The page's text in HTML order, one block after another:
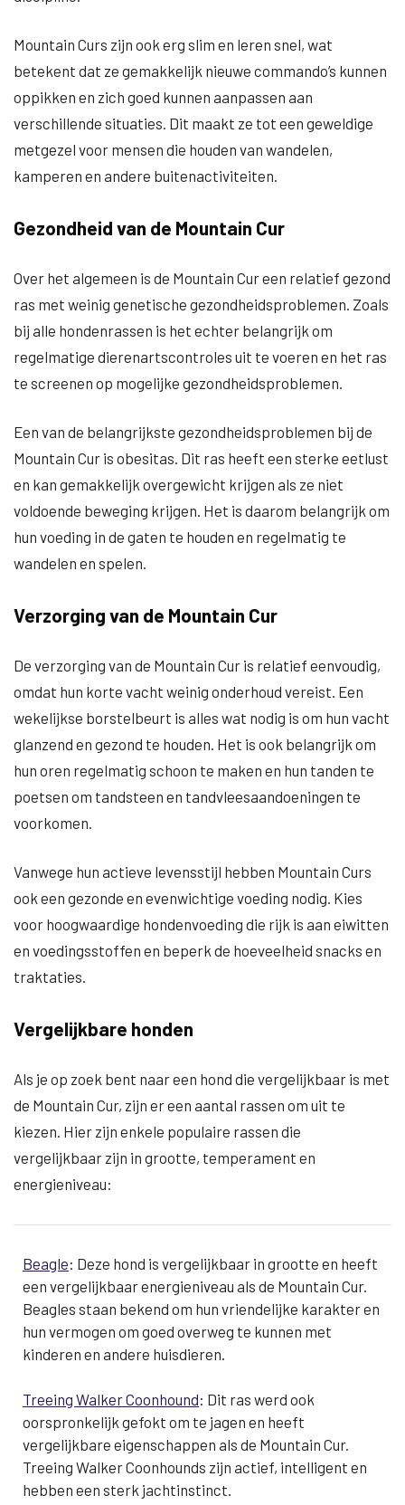
Mountain Curs zijn ook erg slim en leren snel, wat
betekent dat ze gemakkelijk nieuwe commando’s kunnen
oppikken en zich goed kunnen aanpassen aan
verschillende situaties. Dit maakt ze tot een geweldige
metgezel voor mensen die houden van wandelen,
kamperen en andere buitenactiviteiten.
Gezondheid van de Mountain Cur
Over het algemeen is de Mountain Cur een relatief gezond
ras met weinig genetische gezondheidsproblemen. Zoals
bij alle hondenrassen is het echter belangrijk om
regelmatige dierenartscontroles uit te voeren en het ras
te screenen op mogelijke gezondheidsproblemen.
Een van de belangrijkste gezondheidsproblemen bij de
Mountain Cur is obesitas. Dit ras heeft een sterke eetlust
en kan gemakkelijk overgewicht krijgen als ze niet
voldoende beweging krijgen. Het is daarom belangrijk om
hun voeding in de gaten te houden en regelmatig te
wandelen en spelen.
Verzorging van de Mountain Cur
De verzorging van de Mountain Cur is relatief eenvoudig,
omdat hun korte vacht weinig onderhoud vereist. Een
wekelijkse borstelbeurt is alles wat nodig is om hun vacht
glanzend en gezond te houden. Het is ook belangrijk om
hun oren regelmatig schoon te maken en hun tanden te
poetsen om tandsteen en tandvleesaandoeningen te
voorkomen.
Vanwege hun actieve levensstijl hebben Mountain Curs
ook een gezonde en evenwichtige voeding nodig. Kies
voor hoogwaardige hondenvoeding die rijk is aan eiwitten
en voedingsstoffen en beperk de hoeveelheid snacks en
traktaties.
Vergelijkbare honden
Als je op zoek bent naar een hond die vergelijkbaar is met
de Mountain Cur, zijn er een aantal rassen om uit te
kiezen. Hier zijn enkele populaire rassen die
vergelijkbaar zijn in grootte, temperament en
energieniveau:
Beagle: Deze hond is vergelijkbaar in grootte en heeft
een vergelijkbaar energieniveau als de Mountain Cur.
Beagles staan bekend om hun vriendelijke karakter en
hun vermogen om goed overweg te kunnen met
kinderen en andere huisdieren.
Treeing Walker Coonhound: Dit ras werd ook
oorspronkelijk gefokt om te jagen en heeft
vergelijkbare eigenschappen als de Mountain Cur.
Treeing Walker Coonhounds zijn actief, intelligent en
hebben een sterk jachtinstinct.